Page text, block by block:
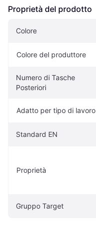
Proprietà del prodotto
Colore
Colore del produttore
Numero di Tasche
Posteriori
Adatto per tipo di lavoro
Standard EN
Proprietà
Gruppo Target